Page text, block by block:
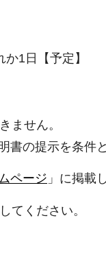
1日【予定】
ません。
の提示を条件
ページ 」に掲載
てください。